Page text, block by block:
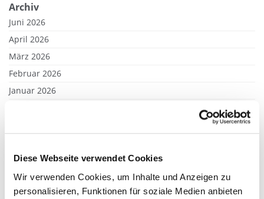
Diese Webseite verwendet Cookies
Wir verwenden Cookies, um Inhalte und Anzeigen zu
personalisieren, Funktionen für soziale Medien anbieten
Archiv
Juni 2026
April 2026
März 2026
Februar 2026
Januar 2026
Juli 2025
Juni 2025
April 2025